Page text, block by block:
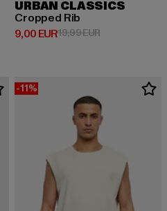
EUR
URBAN CLASSICS
Cropped Rib
9,00 EUR
Derzeitiger Preis: 9,00 EUR
19,99 EURAktionspreis:
-11%